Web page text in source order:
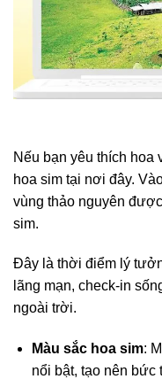
Nếu bạn yêu thích hoa
hoa sim tại nơi đây.
vùng thảo nguyên
sim.
Đây là thời điểm lý
lãng mạn, check-in
ngoài trời.
Màu sắc hoa sim:
nổi bật, tạo nên bức